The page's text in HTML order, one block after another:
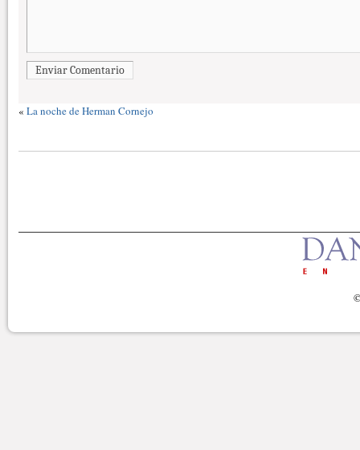
Enviar Comentario
« La noche de Herman Cornejo